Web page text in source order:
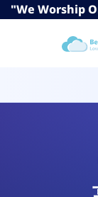
"We Worship